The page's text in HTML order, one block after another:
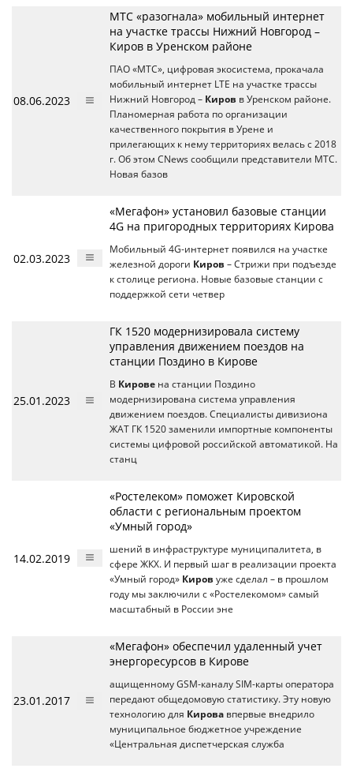
08.06.2023
МТС «разогнала» мобильный интернет
на участке трассы Нижний Новгород –
Киров в Уренском районе
ПАО «МТС», цифровая экосистема, прокачала
мобильный интернет LTE на участке трассы
Нижний Новгород – Киров в Уренском районе.
Планомерная работа по организации
качественного покрытия в Урене и
прилегающих к нему территориях велась с 2018
г. Об этом CNews сообщили представители МТС.
Новая базов
02.03.2023
«Мегафон» установил базовые станции
4G на пригородных территориях Кирова
Мобильный 4G-интернет появился на участке
железной дороги Киров – Стрижи при подъезде
к столице региона. Новые базовые станции с
поддержкой сети четвер
25.01.2023
ГК 1520 модернизировала систему
управления движением поездов на
станции Поздино в Кирове
В Кирове на станции Поздино
модернизирована система управления
движением поездов. Специалисты дивизиона
ЖАТ ГК 1520 заменили импортные компоненты
системы цифровой российской автоматикой. На
станц
14.02.2019
«Ростелеком» поможет Кировской
области с региональным проектом
«Умный город»
шений в инфраструктуре муниципалитета, в
сфере ЖКХ. И первый шаг в реализации проекта
«Умный город» Киров уже сделал – в прошлом
году мы заключили с «Ростелекомом» самый
масштабный в России эне
23.01.2017
«Мегафон» обеспечил удаленный учет
энергоресурсов в Кирове
ащищенному GSM-каналу SIM-карты оператора
передают общедомовую статистику. Эту новую
технологию для Кирова впервые внедрило
муниципальное бюджетное учреждение
«Центральная диспетчерская служба